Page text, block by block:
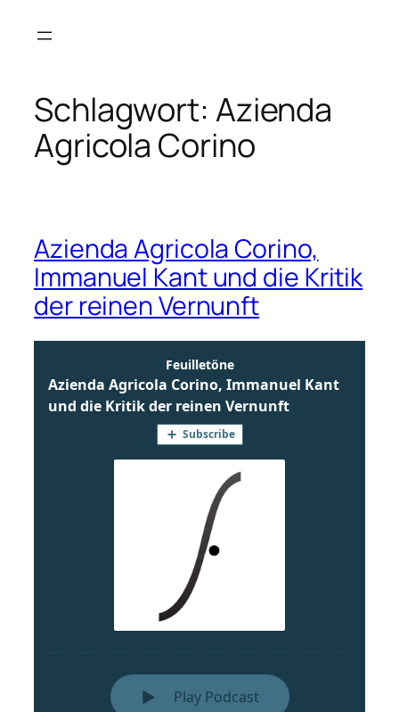
Inhalt
Schlagwort: Azienda
Agricola Corino
Azienda Agricola Corino,
Immanuel Kant und die Kritik
der reinen Vernunft